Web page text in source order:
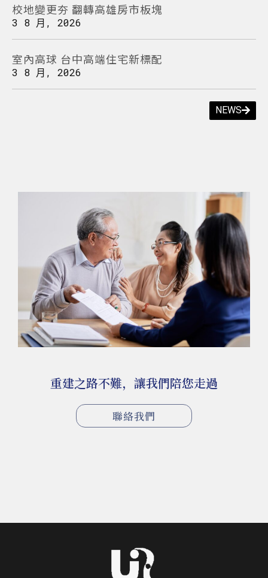
校地變更夯 翻轉高雄房市板塊
3 8 月, 2026
室內高球 台中高端住宅新標配
3 8 月, 2026
NEWS
重建之路不難，讓我們陪您走過
聯絡我們